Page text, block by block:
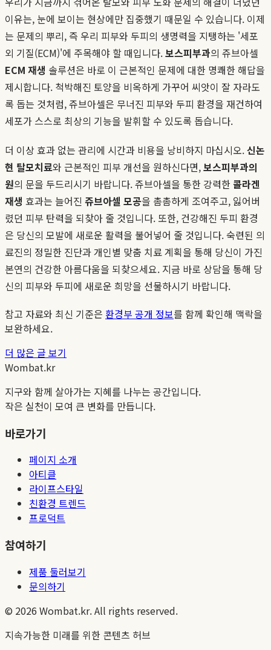
이유는, 눈에 보이는 현상에만 집중했기 때문일 수 있습니다. 이제
는 문제의 뿌리, 즉 우리 피부와 두피의 생명력을 지탱하는 '세포
외 기질(ECM)'에 주목해야 할 때입니다.보스피부과의 쥬브아셀
ECM 재생 솔루션은 바로 이 근본적인 문제에 대한 명쾌한 해답을
제시합니다. 척박해진 토양을 비옥하게 가꾸어 씨앗이 잘 자라도
록 돕는 것처럼, 쥬브아셀은 무너진 피부와 두피 환경을 재건하여
세포가 스스로 최상의 기능을 발휘할 수 있도록 돕습니다.
더 이상 효과 없는 관리에 시간과 비용을 낭비하지 마십시오.신논
현 탈모치료와 근본적인 피부 개선을 원하신다면,보스피부과의
원의 문을 두드리시기 바랍니다. 쥬브아셀을 통한 강력한 콜라겐
재생 효과는 늘어진 쥬브아셀 모공을 촘촘하게 조여주고, 잃어버
렸던 피부 탄력을 되찾아 줄 것입니다. 또한, 건강해진 두피 환경
은 당신의 모발에 새로운 활력을 불어넣어 줄 것입니다. 숙련된 의
료진의 정밀한 진단과 개인별 맞춤 치료 계획을 통해 당신이 가진
본연의 건강한 아름다움을 되찾으세요. 지금 바로 상담을 통해 당
신의 피부와 두피에 새로운 희망을 선물하시기 바랍니다.
참고 자료와 최신 기준은 환경부 공개 정보를 함께 확인해 맥락을
보완하세요.
더 많은 글 보기
Wombat.kr
지구와 함께 살아가는 지혜를 나누는 공간입니다.
작은 실천이 모여 큰 변화를 만듭니다.
바로가기
페이지 소개
아티클
라이프스타일
친환경 트렌드
프로덕트
참여하기
제품 둘러보기
문의하기
© 2026 Wombat.kr. All rights reserved.
지속가능한 미래를 위한 콘텐츠 허브